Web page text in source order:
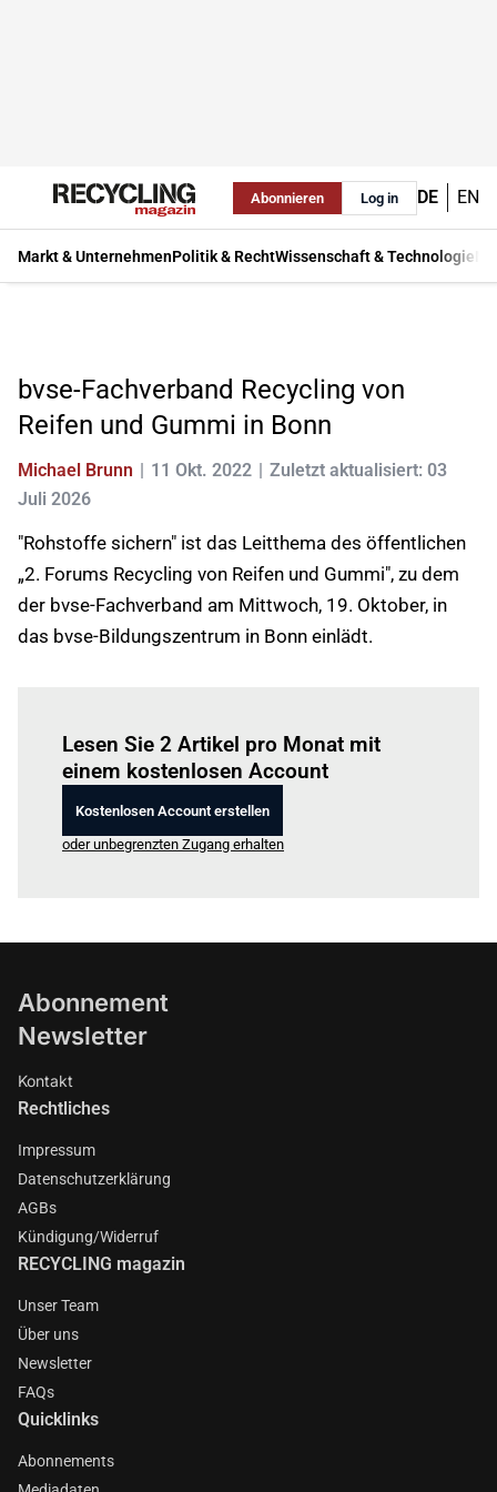
Abonnieren Log in DE EN
Markt & UnternehmenPolitik & RechtWissenschaft & Technologie
bvse-Fachverband Recycling von
Reifen und Gummi in Bonn
Michael Brunn 11 Okt. 2022
Zuletzt aktualisiert: 03
Juli 2026
"Rohstoffe sichern" ist das Leitthema des öffentlichen
„2. Forums Recycling von Reifen und Gummi", zu dem
der bvse-Fachverband am Mittwoch, 19. Oktober, in
das bvse-Bildungszentrum in Bonn einlädt.
Lesen Sie 2 Artikel pro Monat mit
einem kostenlosen Account
Kostenlosen Account erstellen
oder unbegrenzten Zugang erhalten
Abonnement
Newsletter
Kontakt
Rechtliches
Impressum
Datenschutzerklärung
AGBs
Kündigung/Widerruf
RECYCLING magazin
Unser Team
Über uns
Newsletter
FAQs
Quicklinks
Abonnements